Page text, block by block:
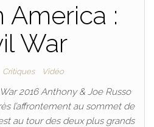
America :
War
Critiques Vidéo
2016 Anthony & Joe Russo
l’affrontement au sommet de
au tour des deux plus grands